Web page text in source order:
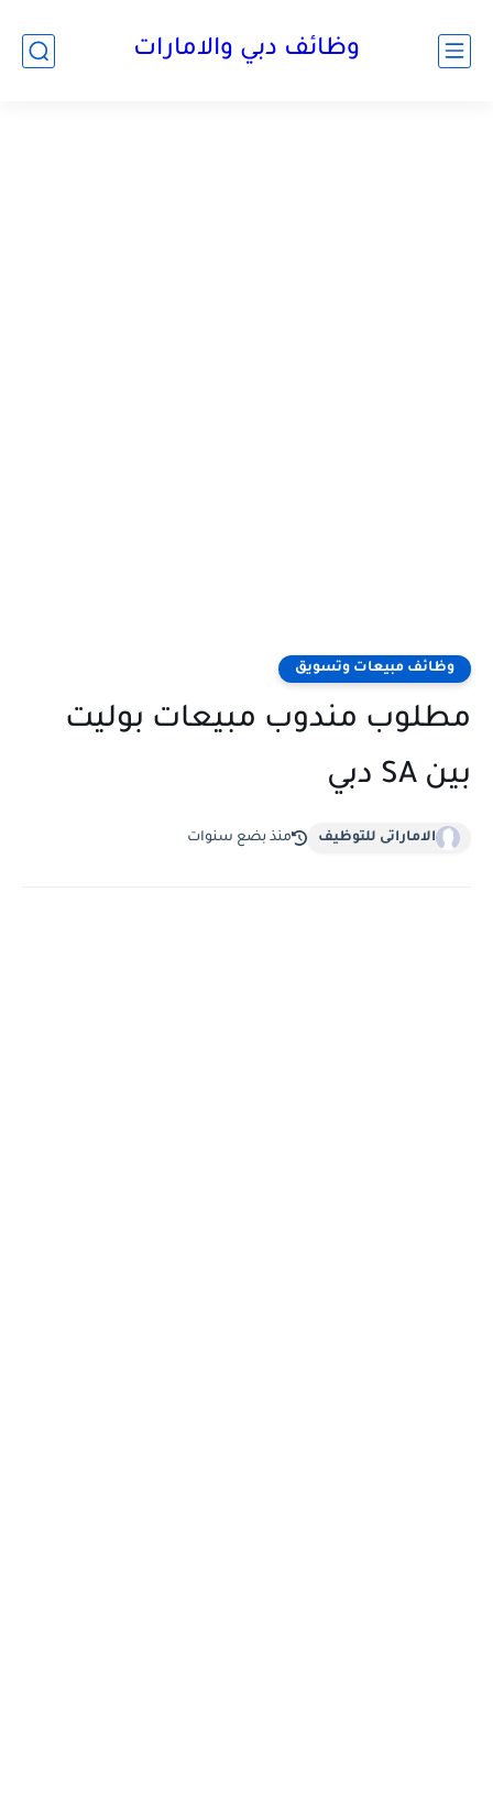
وظائف دبي والامارات
وظائف مبيعات وتسويق
مطلوب مندوب مبيعات بوليت
بين SA دبي
الاماراتى للتوظيف منذ بضع سنوات